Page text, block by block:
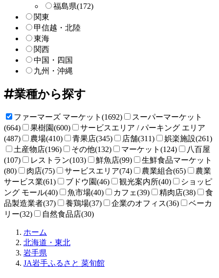
福島県(172)
関東
甲信越・北陸
東海
関西
中国・四国
九州・沖縄
業種から探す
ファーマーズ マーケット(1692)
スーパーマーケット
(664)
果樹園(600)
サービスエリア / パーキング エリア
(487)
農場(410) 青果店(345) 店舗(311)
娯楽施設(261)
土産物店(196)
その他(132) マーケット(124)
八百屋
(107)
レストラン(103) 鮮魚店(99)
生鮮食品マーケット
(80)
肉店(75) サービスエリア(74) 農業組合(65)
農業
サービス業(61)
ブドウ園(46) 観光案内所(40)
ショッピ
ング モール(40)
魚市場(40) カフェ(39) 精肉店(38)
食
品製造業者(37)
養鶏場(37) 企業のオフィス(36)
ベーカ
リー(32)
自然食品店(30)
ホーム
売
ね
北海道・東北
岩手県
JA岩手ふるさと 菜旬館